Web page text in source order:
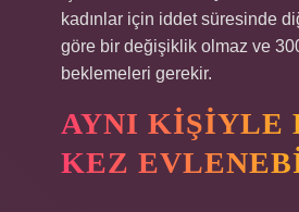
kadınlar için iddet süresinde
göre bir değişiklik olmaz ve
beklemeleri gerekir.
AYNI KIŞIYLE
KEZ